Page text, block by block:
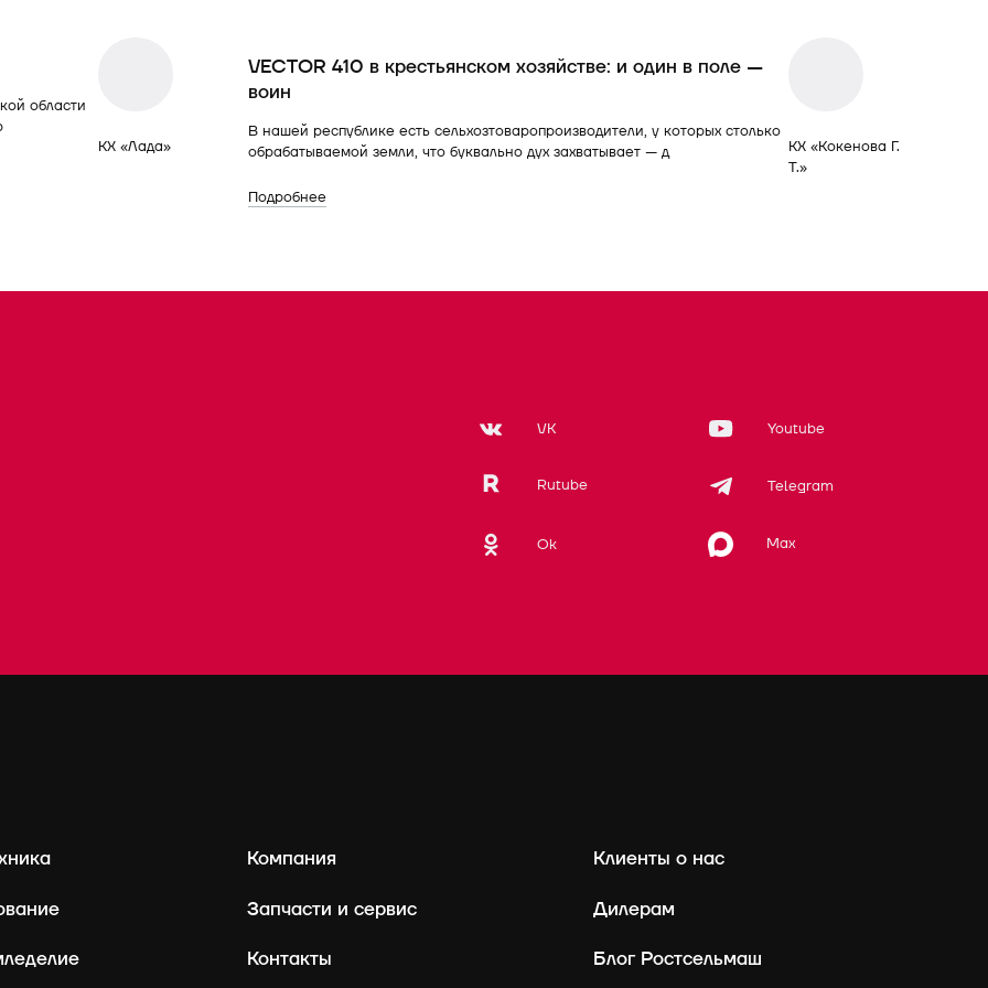
области
КХ «Лада»
VECTOR 410 в крестьянском хозяйстве: и один в поле —
воин
В нашей республике есть сельхозтоваропроизводители, у которых столько
обрабатываемой земли, что буквально дух захватывает — д
Подробнее
КХ «Кокенова Г.
Т.»
VK Youtube
Rutube Telegram
Ok Max
Компания
Запчасти и сервис
Контакты
Клиенты о нас
Дилерам
Блог Ростсельмаш